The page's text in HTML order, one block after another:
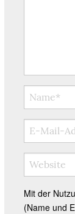
Mit der
(Name und